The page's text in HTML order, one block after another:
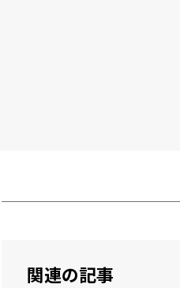
市民と
関連の記事